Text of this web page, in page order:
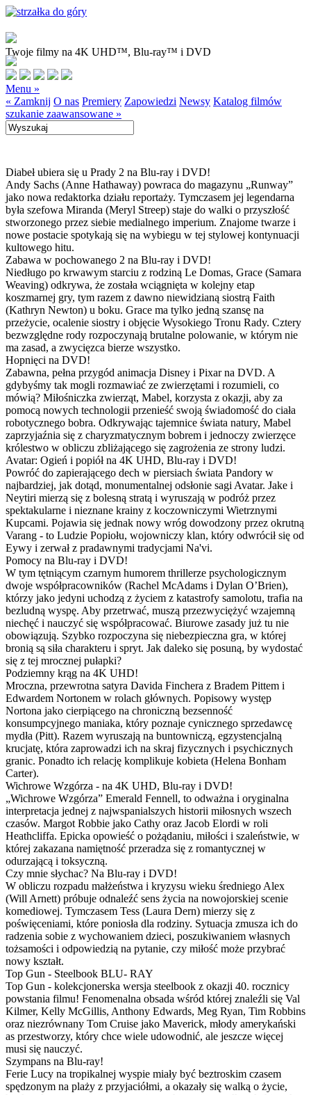
Twoje filmy na 4K UHD™, Blu-ray™ i DVD
Menu »
« Zamknij O nas Premiery Zapowiedzi Newsy Katalog filmów
szukanie zaawansowane »
Diabeł ubiera się u Prady 2 na Blu-ray i DVD!
Andy Sachs (Anne Hathaway) powraca do magazynu „Runway”
jako nowa redaktorka działu reportaży. Tymczasem jej legendarna
była szefowa Miranda (Meryl Streep) staje do walki o przyszłość
stworzonego przez siebie medialnego imperium. Znajome twarze i
nowe postacie spotykają się na wybiegu w tej stylowej kontynuacji
kultowego hitu.
Zabawa w pochowanego 2 na Blu-ray i DVD!
Niedługo po krwawym starciu z rodziną Le Domas, Grace (Samara
Weaving) odkrywa, że została wciągnięta w kolejny etap
koszmarnej gry, tym razem z dawno niewidzianą siostrą Faith
(Kathryn Newton) u boku. Grace ma tylko jedną szansę na
przeżycie, ocalenie siostry i objęcie Wysokiego Tronu Rady. Cztery
bezwzględne rody rozpoczynają brutalne polowanie, w którym nie
ma zasad, a zwycięzca bierze wszystko.
Hopnięci na DVD!
Zabawna, pełna przygód animacja Disney i Pixar na DVD. A
gdybyśmy tak mogli rozmawiać ze zwierzętami i rozumieli, co
mówią? Miłośniczka zwierząt, Mabel, korzysta z okazji, aby za
pomocą nowych technologii przenieść swoją świadomość do ciała
robotycznego bobra. Odkrywając tajemnice świata natury, Mabel
zaprzyjaźnia się z charyzmatycznym bobrem i jednoczy zwierzęce
królestwo w obliczu zbliżającego się zagrożenia ze strony ludzi.
Avatar: Ogień i popiół na 4K UHD, Blu-ray i DVD!
Powróć do zapierającego dech w piersiach świata Pandory w
najbardziej, jak dotąd, monumentalnej odsłonie sagi Avatar. Jake i
Neytiri mierzą się z bolesną stratą i wyruszają w podróż przez
spektakularne i nieznane krainy z koczowniczymi Wietrznymi
Kupcami. Pojawia się jednak nowy wróg dowodzony przez okrutną
Varang - to Ludzie Popiołu, wojowniczy klan, który odwrócił się od
Eywy i zerwał z pradawnymi tradycjami Na'vi.
Pomocy na Blu-ray i DVD!
W tym tętniącym czarnym humorem thrillerze psychologicznym
dwoje współpracowników (Rachel McAdams i Dylan O’Brien),
którzy jako jedyni uchodzą z życiem z katastrofy samolotu, trafia na
bezludną wyspę. Aby przetrwać, muszą przezwyciężyć wzajemną
niechęć i nauczyć się współpracować. Biurowe zasady już tu nie
obowiązują. Szybko rozpoczyna się niebezpieczna gra, w której
bronią są siła charakteru i spryt. Jak daleko się posuną, by wydostać
się z tej mrocznej pułapki?
Podziemny krąg na 4K UHD!
Mroczna, przewrotna satyra Davida Finchera z Bradem Pittem i
Edwardem Nortonem w rolach głównych. Popisowy występ
Nortona jako cierpiącego na chroniczną bezsenność
konsumpcyjnego maniaka, który poznaje cynicznego sprzedawcę
mydła (Pitt). Razem wyruszają na buntowniczą, egzystencjalną
krucjatę, która zaprowadzi ich na skraj fizycznych i psychicznych
granic. Ponadto ich relację komplikuje kobieta (Helena Bonham
Carter).
Wichrowe Wzgórza - na 4K UHD, Blu-ray i DVD!
„Wichrowe Wzgórza” Emerald Fennell, to odważna i oryginalna
interpretacja jednej z najwspanialszych historii miłosnych wszech
czasów. Margot Robbie jako Cathy oraz Jacob Elordi w roli
Heathcliffa. Epicka opowieść o pożądaniu, miłości i szaleństwie, w
której zakazana namiętność przeradza się z romantycznej w
odurzającą i toksyczną.
Czy mnie słychac? Na Blu-ray i DVD!
W obliczu rozpadu małżeństwa i kryzysu wieku średniego Alex
(Will Arnett) próbuje odnaleźć sens życia na nowojorskiej scenie
komediowej. Tymczasem Tess (Laura Dern) mierzy się z
poświęceniami, które poniosła dla rodziny. Sytuacja zmusza ich do
radzenia sobie z wychowaniem dzieci, poszukiwaniem własnych
tożsamości i odpowiedzią na pytanie, czy miłość może przybrać
nowy kształt.
Top Gun - Steelbook BLU- RAY
Top Gun - kolekcjonerska wersja steelbook z okazji 40. rocznicy
powstania filmu! Fenomenalna obsada wśród której znaleźli się Val
Kilmer, Kelly McGillis, Anthony Edwards, Meg Ryan, Tim Robbins
oraz niezrównany Tom Cruise jako Maverick, młody amerykański
as przestworzy, który chce wiele udowodnić, ale jeszcze więcej
musi się nauczyć.
Szympans na Blu-ray!
Ferie Lucy na tropikalnej wyspie miały być beztroskim czasem
spędzonym na plaży z przyjaciółmi, a okazały się walką o życie,